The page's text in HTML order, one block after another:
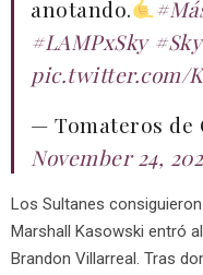
anotando.
#LAMPxSky
pic.twitter.com/
— Tomateros de
November 24,
Los Sultanes
Marshall Kasowski entró
Brandon Villarreal. Tras